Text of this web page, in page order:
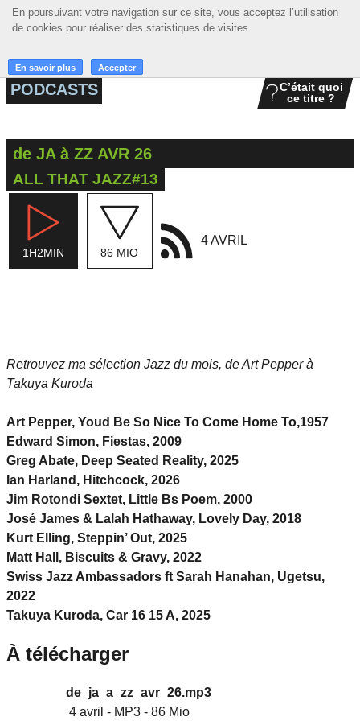
En poursuivant votre navigation sur ce site, vous acceptez l’utilisation
de cookies pour réaliser des statistiques de visites.
En savoir plus Accepter
En poursuivant votre navigation sur ce site, vous acceptez l’utilisation
de cookies pour réaliser des statistiques de visites.
En savoir plus Accepter
☰ MENU
ACCUEIL
ACTIONS
PODCASTS
C’était quoi
ce titre ?
de JA à ZZ AVR 26
ALL THAT JAZZ#13
1H2MIN 86 MIO
4 AVRIL
Retrouvez ma sélection Jazz du mois, de Art Pepper à
Takuya Kuroda
Art Pepper, Youd Be So Nice To Come Home To,1957
Edward Simon, Fiestas, 2009
Greg Abate, Deep Seated Reality, 2025
Ian Harland, Hitchcock, 2026
Jim Rotondi Sextet, Little Bs Poem, 2000
José James & Lalah Hathaway, Lovely Day, 2018
Kurt Elling, Steppin’ Out, 2025
Matt Hall, Biscuits & Gravy, 2022
Swiss Jazz Ambassadors ft Sarah Hanahan, Ugetsu,
2022
Takuya Kuroda, Car 16 15 A, 2025
À télécharger
de_ja_a_zz_avr_26.mp3
4 avril - MP3 - 86 Mio